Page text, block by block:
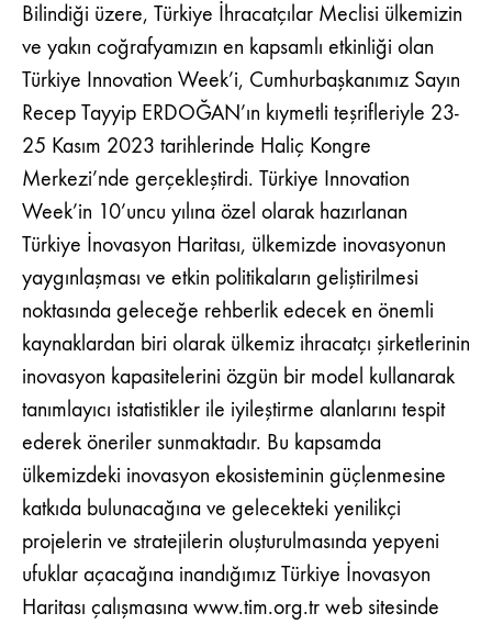
Bilindiği üzere, Türkiye İhracatçılar Meclisi ülkemizin
ve yakın coğrafyamızın en kapsamlı etkinliği olan
Türkiye Innovation Week’i, Cumhurbaşkanımız Sayın
Recep Tayyip ERDOĞAN’ın kıymetli teşrifleriyle 23-
25 Kasım 2023 tarihlerinde Haliç Kongre
Merkezi’nde gerçekleştirdi. Türkiye Innovation
Week’in 10’uncu yılına özel olarak hazırlanan
Türkiye İnovasyon Haritası, ülkemizde inovasyonun
yaygınlaşması ve etkin politikaların geliştirilmesi
noktasında geleceğe rehberlik edecek en önemli
kaynaklardan biri olarak ülkemiz ihracatçı şirketlerinin
inovasyon kapasitelerini özgün bir model kullanarak
tanımlayıcı istatistikler ile iyileştirme alanlarını tespit
ederek öneriler sunmaktadır. Bu kapsamda
ülkemizdeki inovasyon ekosisteminin güçlenmesine
katkıda bulunacağına ve gelecekteki yenilikçi
projelerin ve stratejilerin oluşturulmasında yepyeni
ufuklar açacağına inandığımız Türkiye İnovasyon
Haritası çalışmasına www.tim.org.tr web sitesinde